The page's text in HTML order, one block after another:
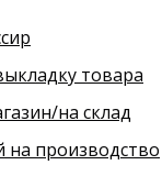
на производство
на склад
товара